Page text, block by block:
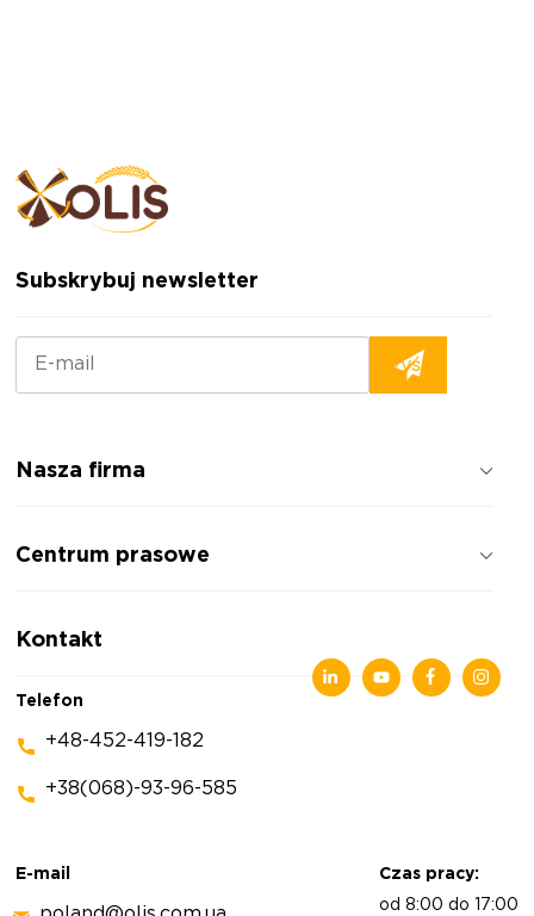
Subskrybuj newsletter
Nasza firma
Opinie o firmie
Centrum prasowe
Artykuły
Kontakt
Telefon
+48-452-419-182
+38(068)-93-96-585
E-mail Czas pracy:
od 8:00 do 17:00